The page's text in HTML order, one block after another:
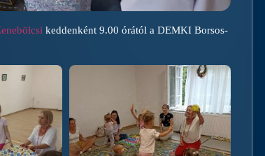
keddenként 9.00 órától a DEMKI Borsos-